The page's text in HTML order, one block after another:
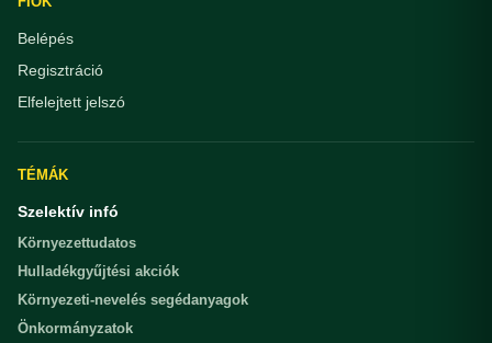
Belépés
Regisztráció
Elfelejtett jelszó
TÉMÁK
Szelektív infó
Környezettudatos
Hulladékgyűjtési akciók
Környezeti-nevelés segédanyagok
Önkormányzatok